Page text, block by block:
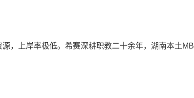
，上岸率极低。希赛深耕职教二十余年，湖南本土